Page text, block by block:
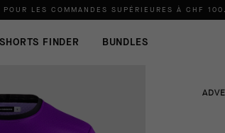
LES COMMANDES SUPÉRIEURES À CHF 100
SHORTS FINDER BUNDLES